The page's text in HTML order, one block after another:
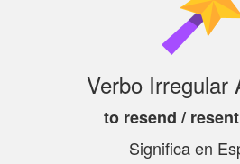
Verbo Irregular
to resend /
Significaen